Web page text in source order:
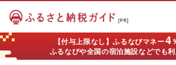
[PR]
【付与上限なし】ふるなびマネー4
ふるなびや全国の宿泊施設などでも利